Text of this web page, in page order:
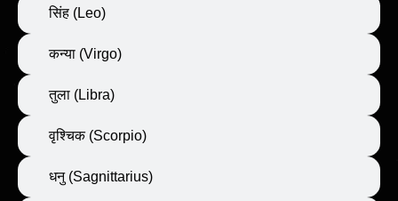
सिंह (Leo)
कन्या (Virgo)
तुला (Libra)
वृश्चिक (Scorpio)
धनु (Sagnittarius)